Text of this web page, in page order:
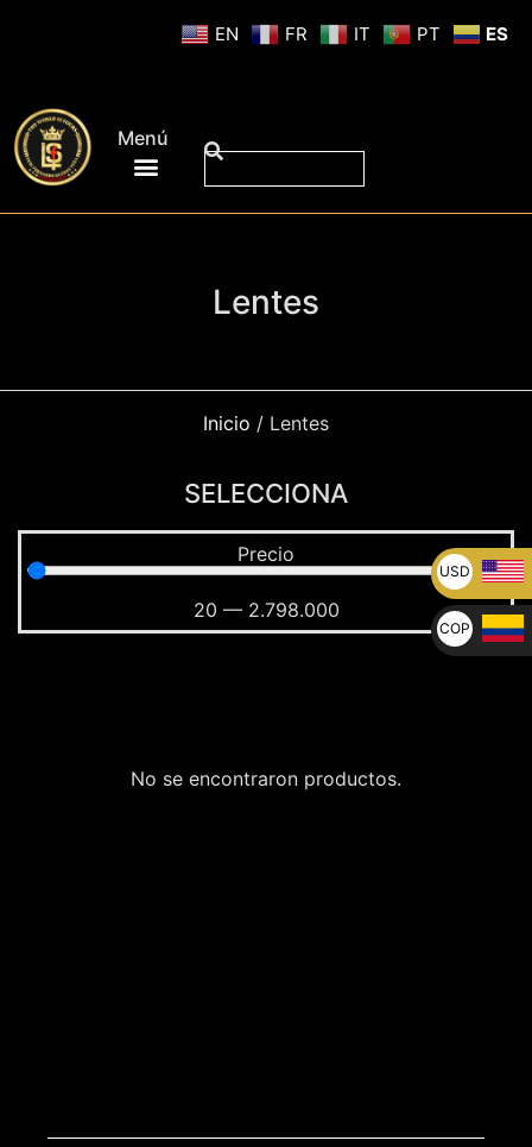
Menú
Lentes
Inicio / Lentes
SELECCIONA
Precio
20 — 2.798.000
No se encontraron productos.
EN FR IT PT ES
USD
U$
COP
$